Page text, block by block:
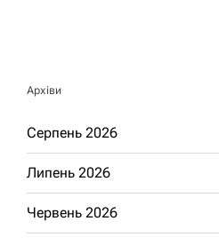
Архіви
Серпень 2026
Липень 2026
Червень 2026